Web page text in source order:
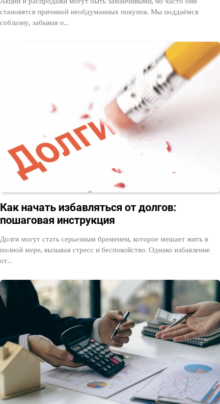
становятся причиной необдуманных покупок. Мы поддаёмся
соблазну, забывая о…
Как начать избавляться от долгов:
пошаговая инструкция
Долги могут стать серьезным бременем, которое мешает жить в
полной мере, вызывая стресс и беспокойство. Однако избавление
от…